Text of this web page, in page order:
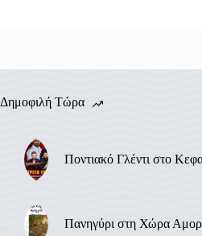
Δημοφιλή Τώρα
Ποντιακό Γλέντι στο
Πανηγύρι στη Χώρα